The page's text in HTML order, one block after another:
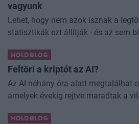
vagyunk
Lehet, hogy nem azok isznak a
statisztikák ezt állítják - és az sem
Kevesebb alkoholt iszunk
HOLDBLOG
Feltöri a kriptót az AI?
Az AI néhány óra alatt megtalálhat
amelyek évekig rejtve maradtak a
különösen nagy...
HOLDBLOG